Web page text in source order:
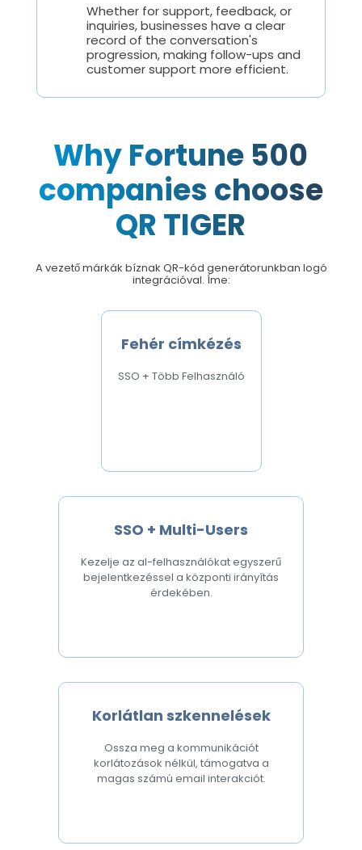
Whether for support, feedback, or
inquiries, businesses have a clear
record of the conversation's
progression, making follow-ups and
customer support more efficient.
Why Fortune 500
companies choose
QR TIGER
A vezető márkák bíznak QR-kód generátorunkban logó
integrációval. Íme:
Fehér címkézés
SSO + Több Felhasználó
SSO + Multi-Users
Kezelje az al-felhasználókat egyszerű
bejelentkezéssel a központi irányítás
érdekében.
Korlátlan szkennelések
Ossza meg a kommunikációt
korlátozások nélkül, támogatva a
magas számú email interakciót.